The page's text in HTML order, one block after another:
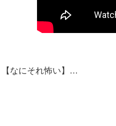
【なにそれ怖い】…